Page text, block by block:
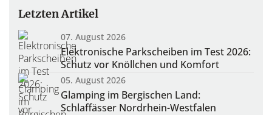
Letzten Artikel
07. August 2026
Elektronische Parkscheiben im Test 2026:
Schutz vor Knöllchen und Komfort
05. August 2026
Glamping im Bergischen Land:
Schlaffässer Nordrhein-Westfalen